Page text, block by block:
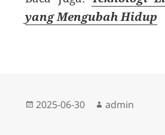
yang Mengubah Hidup
Diposkan
2025-06-30 Penulis
admin